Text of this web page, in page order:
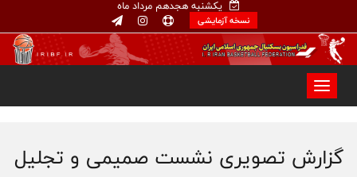
یکشنبه هجدهم مرداد ماه
نسخه آزمایشی
گزارش تصویری نشست صمیمی و تجلیل